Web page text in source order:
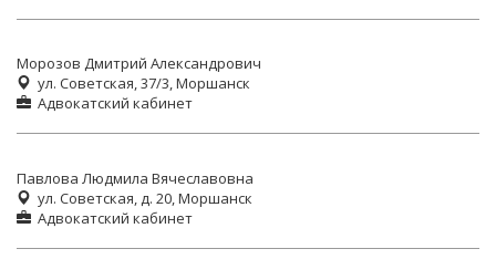
Морозов Дмитрий Александрович
ул. Советская, 37/3, Моршанск
Адвокатский кабинет
Павлова Людмила Вячеславовна
ул. Советская, д. 20, Моршанск
Адвокатский кабинет